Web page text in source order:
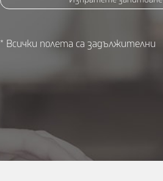
* Всички полета са задължителни